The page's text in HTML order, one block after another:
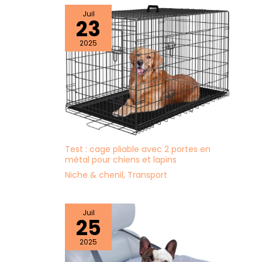
métalliques
verrouillables, avec deux
clés | celles-ci servent de
protection contre le vol |
une sécurité absolue
pour tout ce que vous
souhaitez transporter –
avec la valise universelle
/ set de valises 3 pièces
AREBOS
Juil
23
2025
Test : cage pliable avec 2 portes en
métal pour chiens et lapins
Niche & chenil, Transport
Juil
25
2025